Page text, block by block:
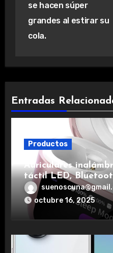
se hacen súper
grandes al estirar su
cola.
Entradas
Productos
Auriculares
táctil LED,
ruido,
octubre 16, 2025